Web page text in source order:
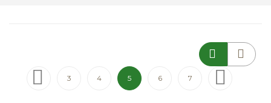
Pagina
Pagina
PrecedentePagina
3 Pagina
4 Attualmente stai leggendo la pagina
5 Pagina
6 Pagina
7